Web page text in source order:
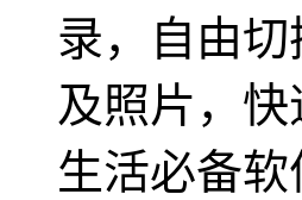
录，自由
及照片，
生活必备软